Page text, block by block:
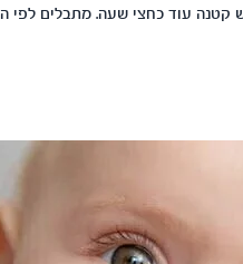
עוד כחצי שעה. מתבלים לפי